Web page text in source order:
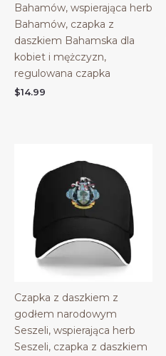
Bahamów, wspierająca herb
Bahamów, czapka z
daszkiem Bahamska dla
kobiet i mężczyzn,
regulowana czapka
$14.99
Czapka z daszkiem z
godłem narodowym
Seszeli, wspierająca herb
Seszeli, czapka z daszkiem